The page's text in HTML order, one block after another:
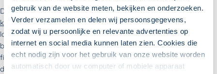
gebruik van de website meten, bekijken en onderzoeken.
Verder verzamelen en delen wij persoonsgegevens,
zodat wij u persoonlijke en relevante advertenties op
internet en social media kunnen laten zien. Cookies die
echt nodig zijn voor het gebruik van onze website worden
automatisch door uw computer of mobiele apparaat
De kosten van verzuim bestaan uitmeer dan alleen maar de
kosten van de loondoorbetaling . Maar alleen al de kosten van
loondoorbetaling kunnen (zeker bij langdurig verzuim)
behoorlijke financiële gevolgen hebben voor uw bedrijf. Als u dit
financiële risico niet kunt dragen, of u vindt het risico te groot,
dan is het verstandig om een verzuimverzekering af te sluiten.